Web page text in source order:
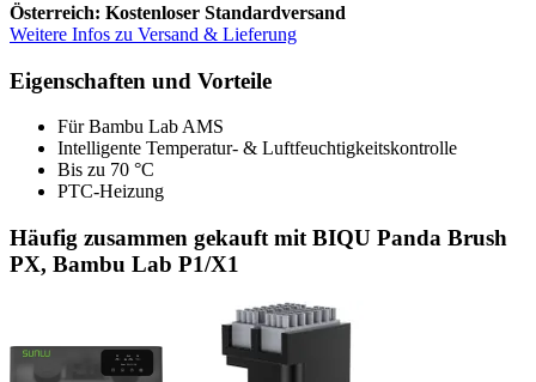
Österreich: Kostenloser Standardversand
Weitere Infos zu Versand & Lieferung
Eigenschaften und Vorteile
Für Bambu Lab AMS
Intelligente Temperatur- & Luftfeuchtigkeitskontrolle
Bis zu 70 °C
PTC-Heizung
Häufig zusammen gekauft mit BIQU Panda Brush
PX, Bambu Lab P1/X1